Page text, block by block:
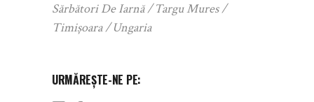
Sărbători De Iarnă
Targu Mures
Timișoara
Ungaria
URMĂREȘTE-NE PE: